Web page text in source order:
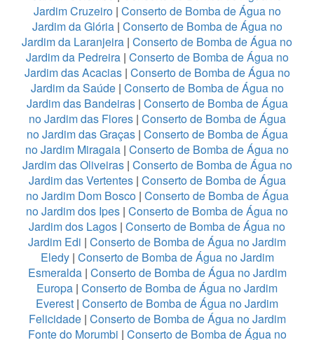
Jardim Cruzeiro| Conserto de Bomba de Água no
Jardim da Glória| Conserto de Bomba de Água no
Jardim da Laranjeira | Conserto de Bomba de Água no
Jardim da Pedreira| Conserto de Bomba de Água no
Jardim das Acacias| Conserto de Bomba de Água no
Jardim da Saúde| Conserto de Bomba de Água no
Jardim das Bandeiras| Conserto de Bomba de Água
no Jardim das Flores| Conserto de Bomba de Água
no Jardim das Graças| Conserto de Bomba de Água
no Jardim Miragaia | Conserto de Bomba de Água no
Jardim das Oliveiras| Conserto de Bomba de Água no
Jardim das Vertentes| Conserto de Bomba de Água
no Jardim Dom Bosco| Conserto de Bomba de Água
no Jardim dos Ipes | Conserto de Bomba de Água no
Jardim dos Lagos | Conserto de Bomba de Água no
Jardim Edi | Conserto de Bomba de Água no Jardim
Eledy| Conserto de Bomba de Água no Jardim
Esmeralda| Conserto de Bomba de Água no Jardim
Europa | Conserto de Bomba de Água no Jardim
Everest | Conserto de Bomba de Água no Jardim
Felicidade| Conserto de Bomba de Água no Jardim
Fonte do Morumbi | Conserto de Bomba de Água no